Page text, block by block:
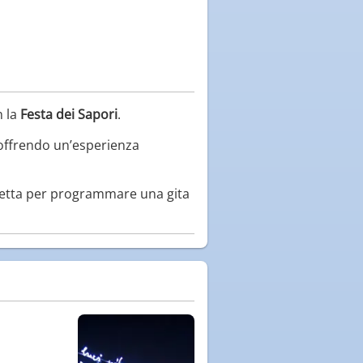
la Festa dei Sapori.
un’esperienza
per programmare una gita